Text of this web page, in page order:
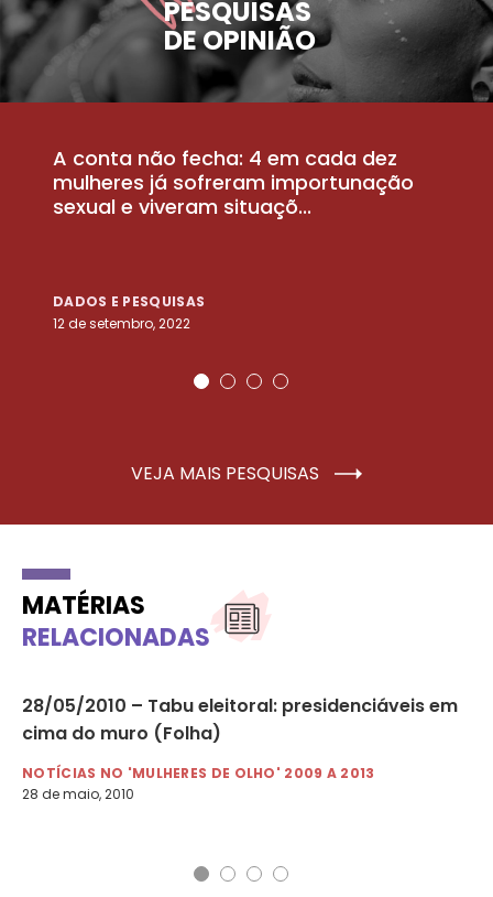
PESQUISAS
DE OPINIÃO
A conta não fecha: 4 em cada dez
mulheres já sofreram importunação
sexual e viveram situaçõ...
DADOS E PESQUISAS
12 de setembro, 2022
VEJA MAIS PESQUISAS
MATÉRIAS
RELACIONADAS
28/05/2010 – Tabu eleitoral: presidenciáveis em
cima do muro (Folha)
NOTÍCIAS NO 'MULHERES DE OLHO' 2009 A 2013
28 de maio, 2010